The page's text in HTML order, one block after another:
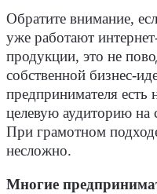
Обратите внимание,
уже работают
продукции, это не
собственной бизнес-
предпринимателя есть
целевую аудиторию
При грамотном
несложно.
Многие